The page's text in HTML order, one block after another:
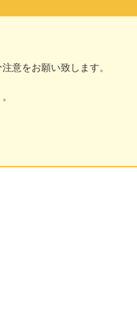
意をお願い致します。